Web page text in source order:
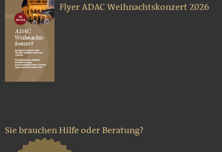
Flyer ADAC Weihnachtskonzert 2026
Sie brauchen Hilfe oder Beratung?